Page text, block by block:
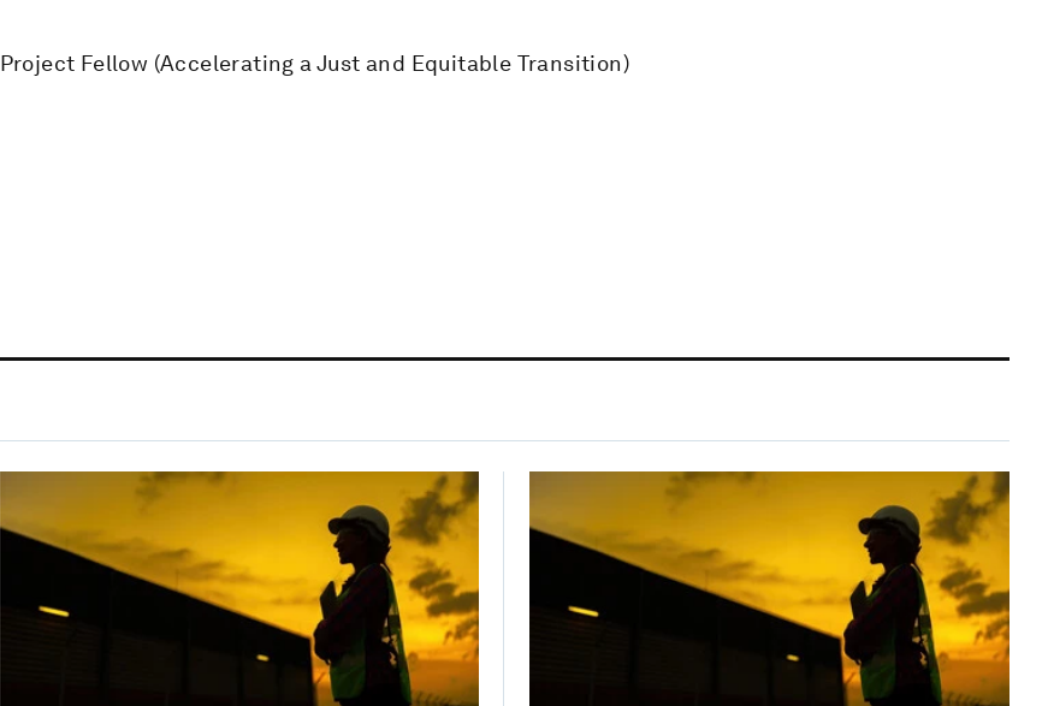
Project Fellow (Accelerating a Just and Equitable Transition)